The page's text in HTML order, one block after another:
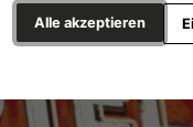
Alle akzeptieren